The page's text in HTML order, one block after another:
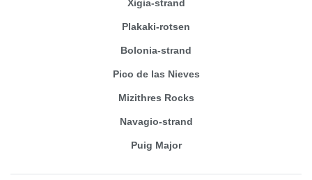
Xigia-strand
Plakaki-rotsen
Bolonia-strand
Pico de las Nieves
Mizithres Rocks
Navagio-strand
Puig Major